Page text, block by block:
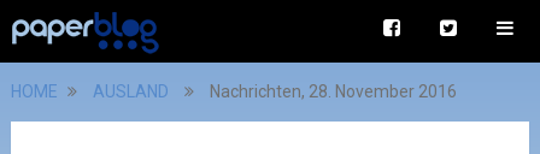
HOME AUSLAND Nachrichten, 28. November 2016